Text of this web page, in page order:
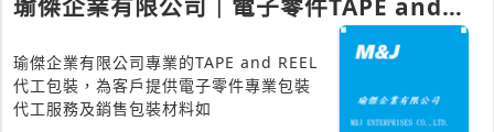
瑜傑企業有限公司｜電子零件TAPE and
瑜傑企業有限公司專業的TAPE and REEL
代工包裝，為客戶提供電子零件專業包裝
代工服務及銷售包裝材料如